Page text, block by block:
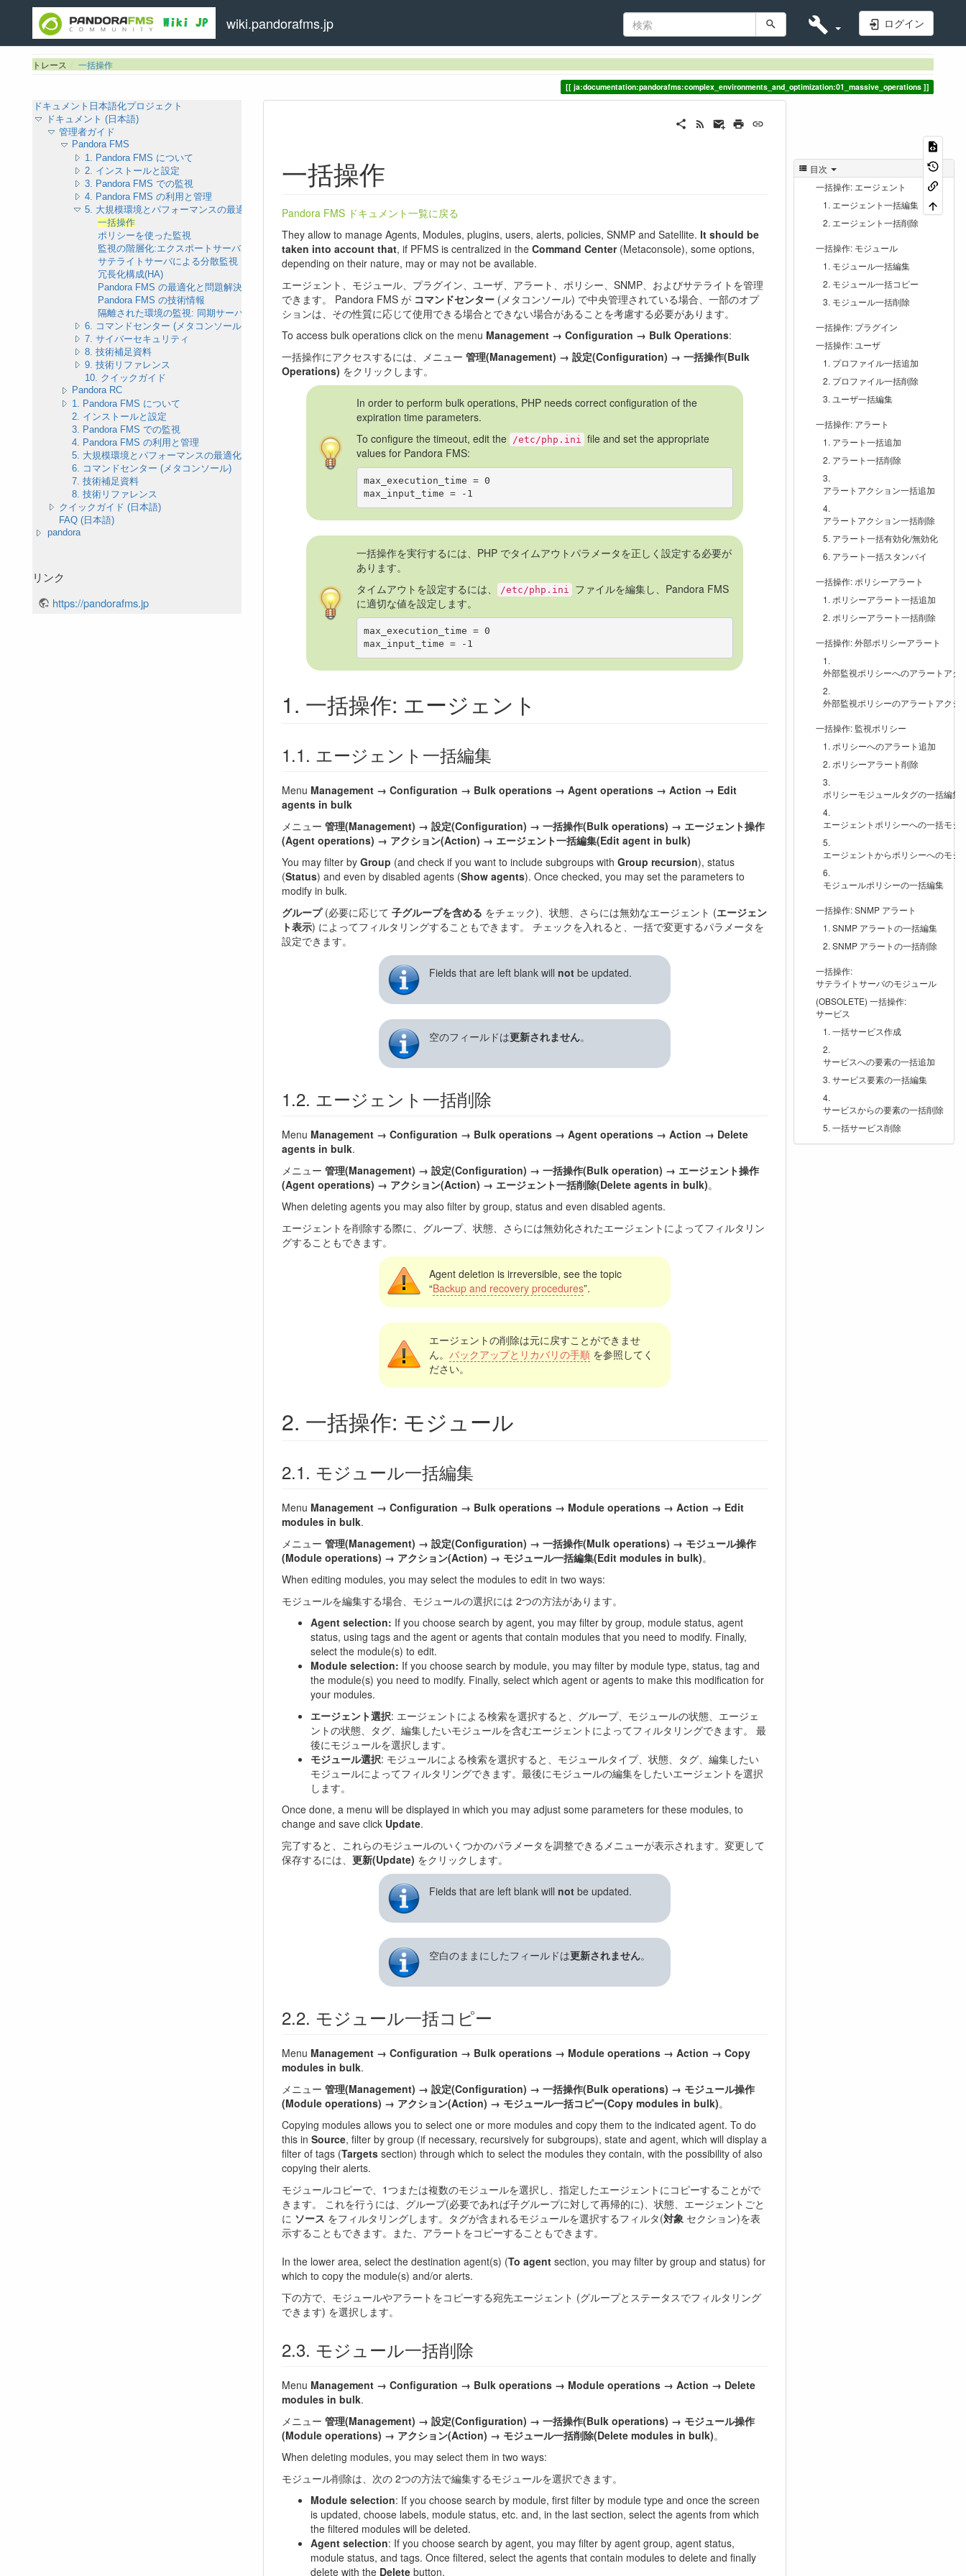
wiki.pandorafms.jp ログイン
トレース 一括操作
ja:documentation:pandorafms:complex_environments_and_optimization:01_massive_operations
ドキュメント日本語化プロジェクト
ドキュメント (日本語)
管理者ガイド
Pandora FMS
1. Pandora FMS について
2. インストールと設定
3. Pandora FMS での監視
4. Pandora FMS の利用と管理
5. 大規模環境とパフォーマンスの最適化
一括操作
ポリシーを使った監視
監視の階層化:エクスポートサーバ
サテライトサーバによる分散監視
冗長化構成(HA)
Pandora FMS の最適化と問題解決
Pandora FMS の技術情報
隔離された環境の監視: 同期サーバ
6. コマンドセンター (メタコンソール)
7. サイバーセキュリティ
8. 技術補足資料
9. 技術リファレンス
10. クイックガイド
Pandora RC
1. Pandora FMS について
2. インストールと設定
3. Pandora FMS での監視
4. Pandora FMS の利用と管理
5. 大規模環境とパフォーマンスの最適化
6. コマンドセンター (メタコンソール)
7. 技術補足資料
8. 技術リファレンス
クイックガイド (日本語)
FAQ (日本語)
pandora
リンク
https://pandorafms.jp
目次
一括操作: エージェント
エージェント一括編集
エージェント一括削除
一括操作: モジュール
モジュール一括編集
モジュール一括コピー
モジュール一括削除
一括操作: プラグイン
一括操作: ユーザ
プロファイル一括追加
プロファイル一括削除
ユーザ一括編集
一括操作: アラート
アラート一括追加
アラート一括削除
アラートアクション一括追加
アラートアクション一括削除
アラート一括有効化/無効化
アラート一括スタンバイ
一括操作: ポリシーアラート
ポリシーアラート一括追加
ポリシーアラート一括削除
一括操作: 外部ポリシーアラート
外部監視ポリシーへのアラートアク
外部監視ポリシーのアラートアクシ
一括操作: 監視ポリシー
ポリシーへのアラート追加
ポリシーアラート削除
ポリシーモジュールタグの一括編集
エージェントポリシーへの一括モジ
エージェントからポリシーへのモジ
モジュールポリシーの一括編集
一括操作: SNMP アラート
SNMP アラートの一括編集
SNMP アラートの一括削除
一括操作:
サテライトサーバのモジュール
(OBSOLETE) 一括操作:
サービス
一括サービス作成
サービスへの要素の一括追加
サービス要素の一括編集
サービスからの要素の一括削除
一括サービス削除
一括操作
Pandora FMS ドキュメント一覧に戻る
They allow to manage Agents, Modules, plugins, users, alerts, policies, SNMP and Satellite. It should be
taken into account that, if PFMS is centralized in the Command Center(Metaconsole), some options,
depending on their nature, may or may not be available.
エージェント、モジュール、プラグイン、ユーザ、アラート、ポリシー、SNMP、およびサテライトを管理
できます。 Pandora FMS が コマンドセンター (メタコンソール) で中央管理されている場合、一部のオプ
ションは、その性質に応じて使用できる場合とできない場合があることを考慮する必要があります。
To access bulk operations click on the menu Management → Configuration → Bulk Operations:
一括操作にアクセスするには、メニュー 管理(Management) → 設定(Configuration) → 一括操作(Bulk
Operations) をクリックします。
In order to perform bulk operations, PHP needs correct configuration of the
expiration time parameters.
To configure the timeout, edit the
/etc/php.ini file and set the appropriate
values for Pandora FMS:
max_execution_time = 0
一括操作を実行するには、PHP でタイムアウトパラメータを正しく設定する必要が
あります。
タイムアウトを設定するには、
/etc/php.ini ファイルを編集し、Pandora FMS
に適切な値を設定します。
max_execution_time = 0
一括操作: エージェント
エージェント一括編集
Menu Management → Configuration → Bulk operations → Agent operations → Action → Edit
agents in bulk
メニュー 管理(Management) → 設定(Configuration) → 一括操作(Bulk operations) → エージェント操作
(Agent operations) → アクション(Action) → エージェント一括編集(Edit agent in bulk)
You may filter by Group (and check if you want to include subgroups with Group recursion), status
(Status) and even by disabled agents (Show agents). Once checked, you may set the parameters to
modify in bulk.
グループ(必要に応じて 子グループを含める をチェック)、状態、さらには無効なエージェント (エージェン
ト表示) によってフィルタリングすることもできます。 チェックを入れると、一括で変更するパラメータを
設定できます。
Fields that are left blank will not be updated.
空のフィールドは更新されません。
エージェント一括削除
Menu Management → Configuration → Bulk operations → Agent operations → Action → Delete
agents in bulk.
メニュー 管理(Management) → 設定(Configuration) → 一括操作(Bulk operation) → エージェント操作
(Agent operations) → アクション(Action) → エージェント一括削除(Delete agents in bulk)。
When deleting agents you may also filter by group, status and even disabled agents.
エージェントを削除する際に、グループ、状態、さらには無効化されたエージェントによってフィルタリン
グすることもできます。
Agent deletion is irreversible, see the topic
“Backup and recovery procedures”.
エージェントの削除は元に戻すことができませ
ん。バックアップとリカバリの手順 を参照してく
ださい。
一括操作: モジュール
モジュール一括編集
Menu Management → Configuration → Bulk operations → Module operations → Action → Edit
modules in bulk.
メニュー 管理(Management) → 設定(Configuration) → 一括操作(Mulk operations) → モジュール操作
(Module operations) → アクション(Action) → モジュール一括編集(Edit modules in bulk)。
When editing modules, you may select the modules to edit in two ways:
モジュールを編集する場合、モジュールの選択には 2つの方法があります。
Agent selection: If you choose search by agent, you may filter by group, module status, agent
status, using tags and the agent or agents that contain modules that you need to modify. Finally,
select the module(s) to edit.
Module selection: If you choose search by module, you may filter by module type, status, tag and
the module(s) you need to modify. Finally, select which agent or agents to make this modification for
your modules.
エージェント選択: エージェントによる検索を選択すると、グループ、モジュールの状態、エージェ
ントの状態、タグ、編集したいモジュールを含むエージェントによってフィルタリングできます。 最
後にモジュールを選択します。
モジュール選択: モジュールによる検索を選択すると、モジュールタイプ、状態、タグ、編集したい
モジュールによってフィルタリングできます。最後にモジュールの編集をしたいエージェントを選択
します。
Once done, a menu will be displayed in which you may adjust some parameters for these modules, to
change and save click Update.
完了すると、これらのモジュールのいくつかのパラメータを調整できるメニューが表示されます。変更して
保存するには、 更新(Update) をクリックします。
Fields that are left blank will not be updated.
空白のままにしたフィールドは更新されません。
モジュール一括コピー
Menu Management → Configuration → Bulk operations → Module operations → Action → Copy
modules in bulk.
メニュー 管理(Management) → 設定(Configuration) → 一括操作(Bulk operations) → モジュール操作
(Module operations) → アクション(Action) → モジュール一括コピー(Copy modules in bulk)。
Copying modules allows you to select one or more modules and copy them to the indicated agent. To do
this in Source, filter by group (if necessary, recursively for subgroups), state and agent, which will display a
filter of tags (Targets section) through which to select the modules they contain, with the possibility of also
copying their alerts.
モジュールコピーで、1つまたは複数のモジュールを選択し、指定したエージェントにコピーすることがで
きます。 これを行うには、グループ(必要であれば子グループに対して再帰的に)、状態、エージェントごと
に ソース をフィルタリングします。タグが含まれるモジュールを選択するフィルタ(対象 セクション)を表
示することもできます。また、アラートをコピーすることもできます。
In the lower area, select the destination agent(s) (To agent section, you may filter by group and status) for
which to copy the module(s) and/or alerts.
下の方で、モジュールやアラートをコピーする宛先エージェント (グループとステータスでフィルタリング
できます) を選択します。
モジュール一括削除
Menu Management → Configuration → Bulk operations → Module operations → Action → Delete
modules in bulk.
メニュー 管理(Management) → 設定(Configuration) → 一括操作(Bulk operations) → モジュール操作
(Module operations) → アクション(Action) → モジュール一括削除(Delete modules in bulk)。
When deleting modules, you may select them in two ways:
モジュール削除は、次の 2つの方法で編集するモジュールを選択できます。
Module selection: If you choose search by module, first filter by module type and once the screen
is updated, choose labels, module status, etc. and, in the last section, select the agents from which
the filtered modules will be deleted.
Agent selection: If you choose search by agent, you may filter by agent group, agent status,
module status, and tags. Once filtered, select the agents that contain modules to delete and finally
delete with the Delete button.